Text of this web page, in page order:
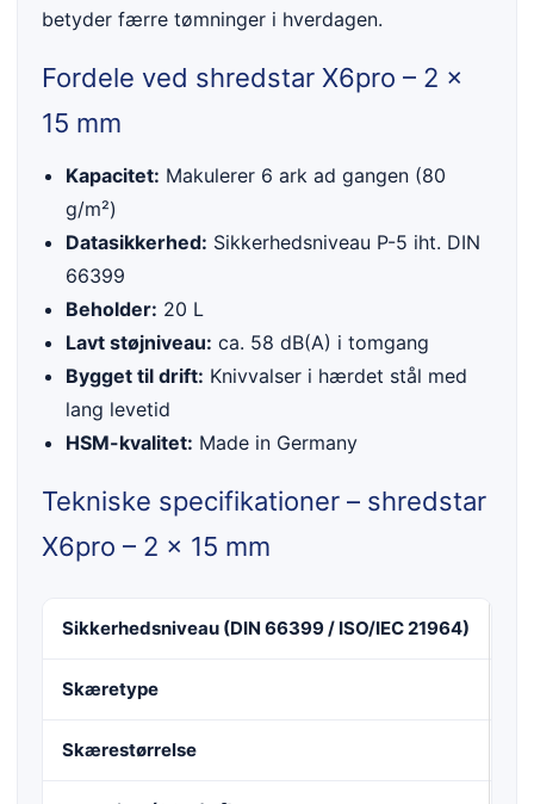
betyder færre tømninger i hverdagen.
Fordele ved shredstar X6pro – 2 x
15 mm
Kapacitet: Makulerer 6 ark ad gangen (80
g/m²)
Datasikkerhed: Sikkerhedsniveau P-5 iht. DIN
66399
Beholder: 20 L
Lavt støjniveau: ca. 58 dB(A) i tomgang
Bygget til drift: Knivvalser i hærdet stål med
lang levetid
HSM-kvalitet: Made in Germany
Tekniske specifikationer – shredstar
X6pro – 2 x 15 mm
Sikkerhedsniveau (DIN 66399 / ISO/IEC 21964)
Skæretype
Skærestørrelse